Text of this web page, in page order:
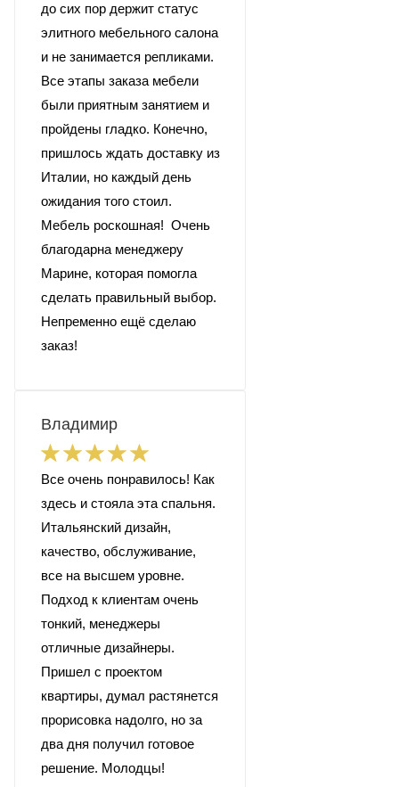
до сих пор держит статус
элитного мебельного салона
и не занимается репликами.
Все этапы заказа мебели
были приятным занятием и
пройдены гладко. Конечно,
пришлось ждать доставку из
Италии, но каждый день
ожидания того стоил.
Мебель роскошная! Очень
благодарна менеджеру
Марине, которая помогла
сделать правильный выбор.
Непременно ещё сделаю
заказ!
Владимир
Все очень понравилось! Как
здесь и стояла эта спальня.
Итальянский дизайн,
качество, обслуживание,
все на высшем уровне.
Подход к клиентам очень
тонкий, менеджеры
отличные дизайнеры.
Пришел с проектом
квартиры, думал растянется
прорисовка надолго, но за
два дня получил готовое
решение. Молодцы!